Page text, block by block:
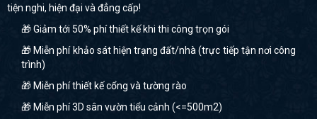
tiện nghi, hiện đại và đẳng cấp!
🎁 Giảm tới 50% phí thiết kế khi thi công trọn gói
🎁 Miễn phí khảo sát hiện trạng đất/nhà (trực tiếp tận nơi công
trình)
🎁 Miễn phí thiết kế cổng và tường rào
🎁 Miễn phí 3D sân vườn tiểu cảnh (<=500m2)